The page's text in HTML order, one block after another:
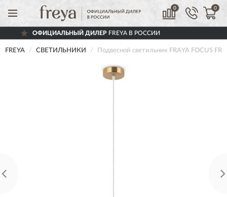
0 0
ОФИЦИАЛЬНЫЙ ДИЛЕРFREYA В РОССИИ
FREYA СВЕТИЛЬНИКИ Подвесной светильник FRAYA FOCUS